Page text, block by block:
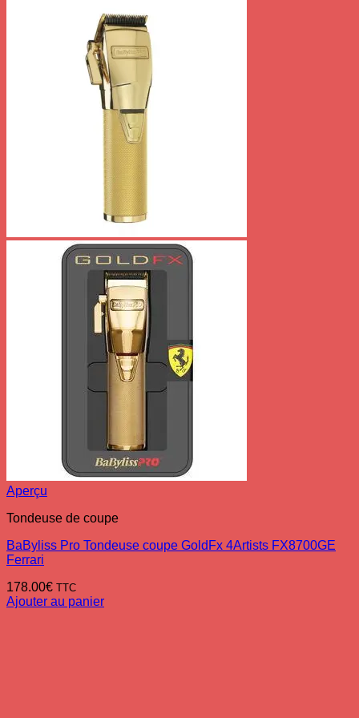
Aperçu
Tondeuse de coupe
BaByliss Pro Tondeuse coupe GoldFx 4Artists FX8700GE
Ferrari
178.00€ TTC
Ajouter au panier